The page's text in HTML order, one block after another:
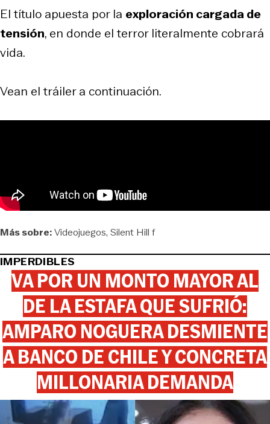
El título apuesta por la exploración cargada de
tensión, en donde el terror literalmente cobrará
vida.
Vean el tráiler a continuación.
Más sobre:Videojuegos Silent Hill f
IMPERDIBLES
VA POR UN MONTO MAYOR AL
DE LA ESTAFA QUE SUFRIÓ:
AMPARO NOGUERA DESMIENTE
A BANCO DE CHILE Y CONCRETA
MILLONARIA DEMANDA